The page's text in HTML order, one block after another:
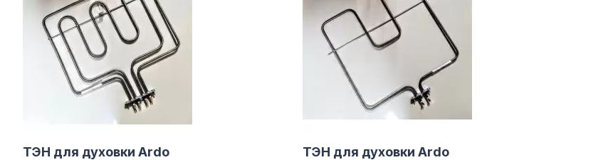
М. ХАРКІВСЬКА – ПРАЦЮЄ
ВТ-СБ С10-00 ДО 18-00
(067) 385 27 70
(063) 527 27 00
(044) 332 76 42
КАРТА
ТЭН для духовки Ardo
ТЭН для духовки Ardo